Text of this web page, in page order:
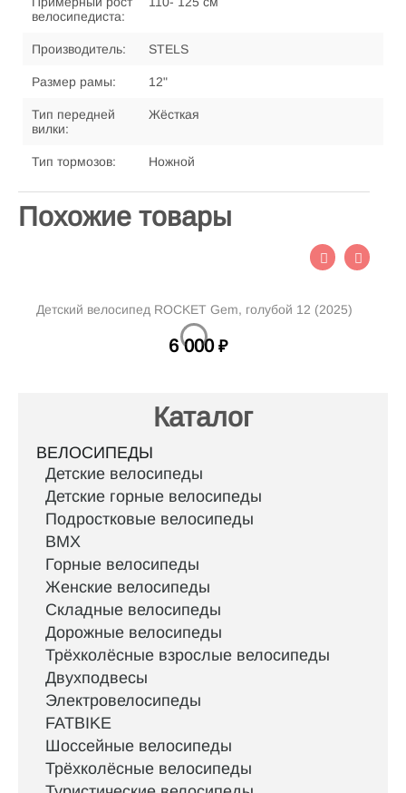
велосипедиста:
Производитель: STELS
Размер рамы: 12"
Тип передней
вилки:
Жёсткая
Тип тормозов: Ножной
Похожие товары
Детский велосипед ROCKET Gem, голубой 12 (2025)
6 000 ₽
Каталог
ВЕЛОСИПЕДЫ
Детские велосипеды
Детские горные велосипеды
Подростковые велосипеды
BMX
Горные велосипеды
Женские велосипеды
Складные велосипеды
Дорожные велосипеды
Трёхколёсные взрослые велосипеды
Двухподвесы
Электровелосипеды
FATBIKE
Шоссейные велосипеды
Трёхколёсные велосипеды